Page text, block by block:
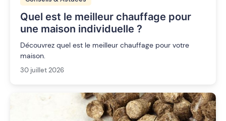
Quel est le meilleur chauffage pour
une maison individuelle ?
Découvrez quel est le meilleur chauffage pour votre
maison.
30 juillet 2026